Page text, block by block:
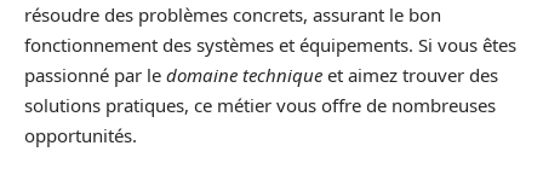
résoudre des problèmes concrets, assurant le bon
fonctionnement des systèmes et équipements. Si vous êtes
passionné par le domaine technique et aimez trouver des
solutions pratiques, ce métier vous offre de nombreuses
opportunités.